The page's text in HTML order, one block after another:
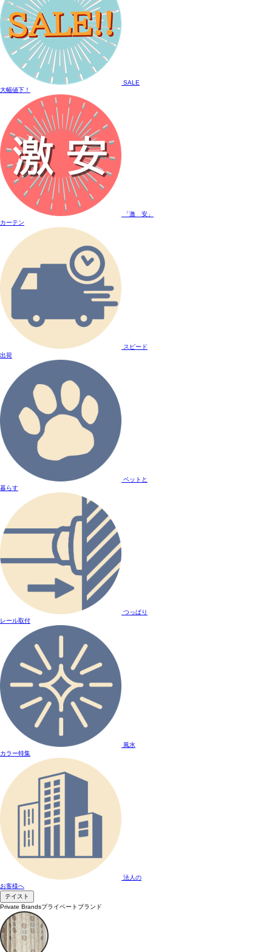
SALE
大幅値下！
「激 安」
カーテン
スピード
出荷
ペットと
暮らす
つっぱり
レール取付
風水
カラー特集
法人の
お客様へ
テイスト
Private Brandsプライベートブランド